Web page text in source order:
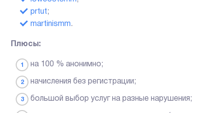
prtut;
martinismm.
Плюсы:
на 100 % анонимно;
начисления без регистрации;
большой выбор услуг на разные нарушения;